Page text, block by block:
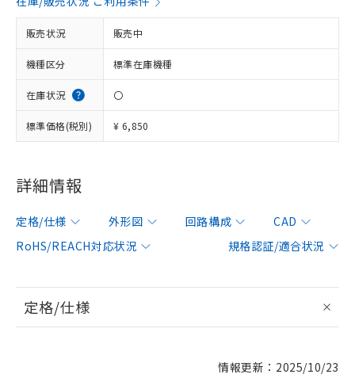
販売状況 販売中
機種区分 標準在庫機種
在庫状況 〇
標準価格(税別) ¥ 6,850
詳細情報
定格/仕様 外形図 回路構成
CAD
RoHS/REACH対応状況
規格認証/適合状況
定格/仕様
情報更新：2025/10/23